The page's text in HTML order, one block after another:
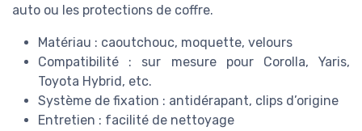
auto ou les protections de coffre.
Matériau : caoutchouc, moquette, velours
Compatibilité : sur mesure pour Corolla, Yaris,
Toyota Hybrid, etc.
Système de fixation : antidérapant, clips d’origine
Entretien : facilité de nettoyage